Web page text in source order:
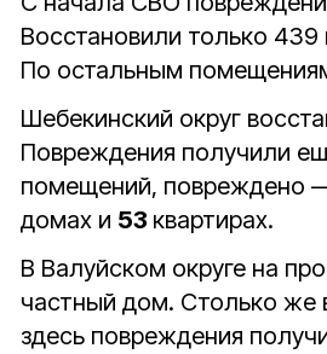
Восстановили только
По остальным
Шебекинский округ
Повреждения получили
помещений, повреждено
домах и 53 квартирах.
В Валуйском округе на
частный дом. Столько же
здесь повреждения